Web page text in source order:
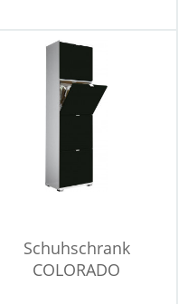
Schuhschrank
COLORADO